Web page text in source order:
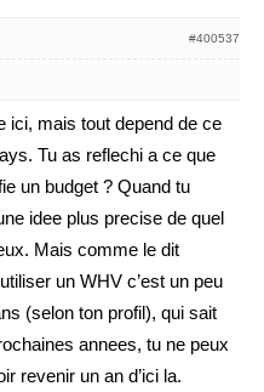
#400537
ici, mais tout depend de ce
Tu as reflechi a ce que
un budget ? Quand tu
idee plus precise de quel
Mais comme le dit
un WHV c’est un peu
(selon ton profil), qui sait
annees, tu ne peux
revenir un an d’ici la.